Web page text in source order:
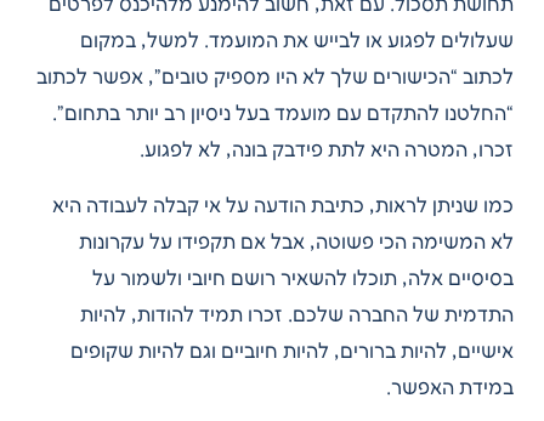
תחושת תסכול. עם זאת, חשוב להימנע מלהיכנס לפרטים
שעלולים לפגוע או לבייש את המועמד. למשל, במקום
לכתוב “הכישורים שלך לא היו מספיק טובים”, אפשר לכתוב
“החלטנו להתקדם עם מועמד בעל ניסיון רב יותר בתחום”.
זכרו, המטרה היא לתת פידבק בונה, לא לפגוע.
כמו שניתן לראות, כתיבת הודעה על אי קבלה לעבודה היא
לא המשימה הכי פשוטה, אבל אם תקפידו על עקרונות
בסיסיים אלה, תוכלו להשאיר רושם חיובי ולשמור על
התדמית של החברה שלכם. זכרו תמיד להודות, להיות
אישיים, להיות ברורים, להיות חיוביים וגם להיות שקופים
במידת האפשר.